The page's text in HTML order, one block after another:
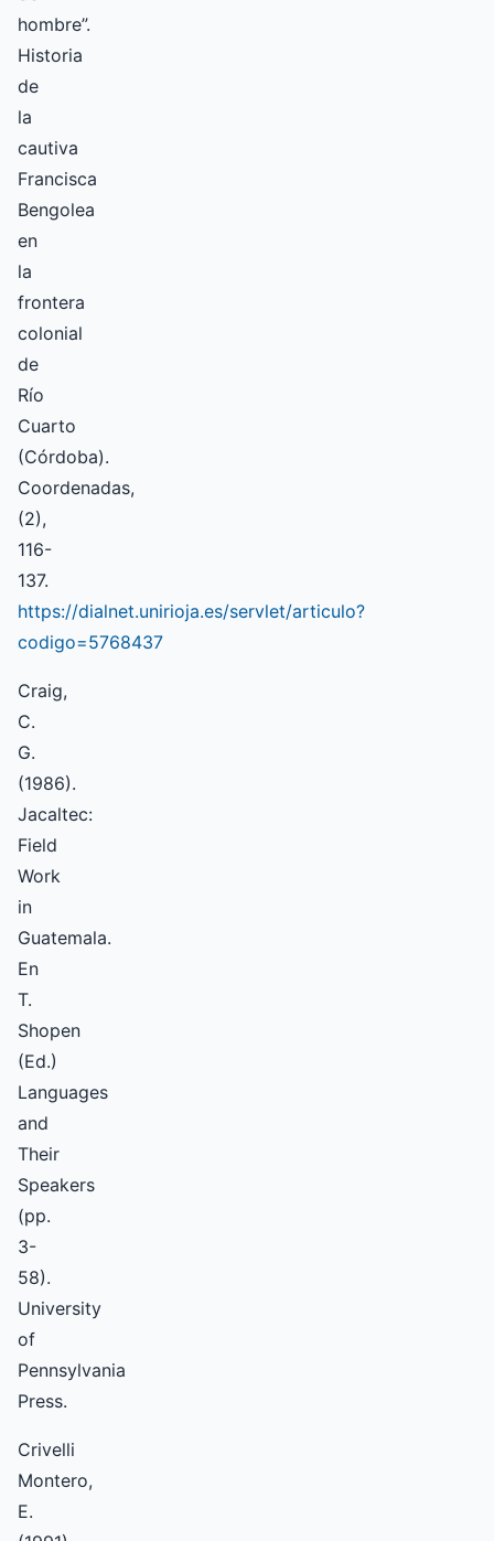
hombre”.
Historia
de
la
cautiva
Francisca
Bengolea
en
la
frontera
colonial
de
Río
Cuarto
(Córdoba).
Coordenadas,
(2),
116-
137.
https://dialnet.unirioja.es/servlet/articulo?
codigo=5768437
Craig,
C.
G.
(1986).
Jacaltec:
Field
Work
in
Guatemala.
En
T.
Shopen
(Ed.)
Languages
and
Their
Speakers
(pp.
3-
58).
University
of
Pennsylvania
Press.
Crivelli
Montero,
E.